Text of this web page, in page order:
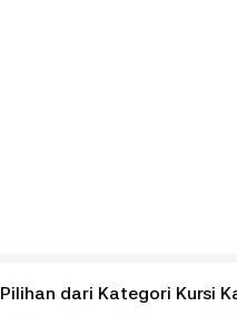
Pilihan dari Kategori Kursi